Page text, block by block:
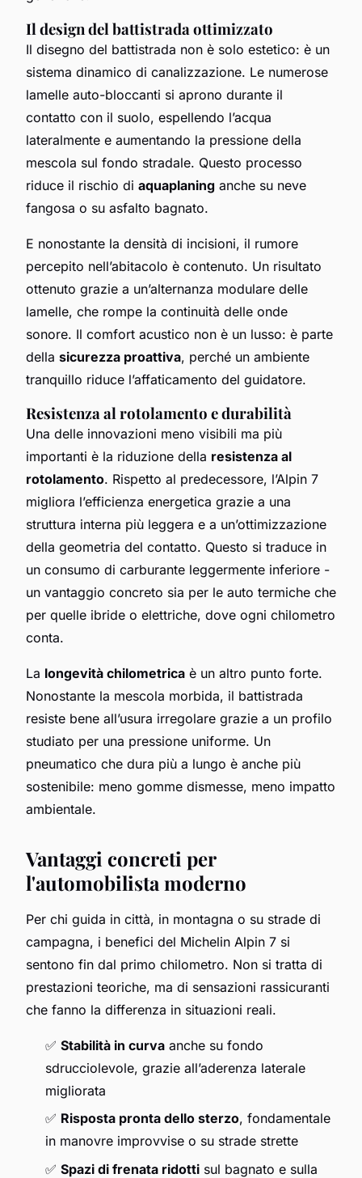
Il design del battistrada ottimizzato
Il disegno del battistrada non è solo estetico: è un
sistema dinamico di canalizzazione. Le numerose
lamelle auto-bloccanti si aprono durante il
contatto con il suolo, espellendo l’acqua
lateralmente e aumentando la pressione della
mescola sul fondo stradale. Questo processo
riduce il rischio di aquaplaning anche su neve
fangosa o su asfalto bagnato.
E nonostante la densità di incisioni, il rumore
percepito nell’abitacolo è contenuto. Un risultato
ottenuto grazie a un’alternanza modulare delle
lamelle, che rompe la continuità delle onde
sonore. Il comfort acustico non è un lusso: è parte
della sicurezza proattiva, perché un ambiente
tranquillo riduce l’affaticamento del guidatore.
Resistenza al rotolamento e durabilità
Una delle innovazioni meno visibili ma più
importanti è la riduzione della resistenza al
rotolamento. Rispetto al predecessore, l’Alpin 7
migliora l’efficienza energetica grazie a una
struttura interna più leggera e a un’ottimizzazione
della geometria del contatto. Questo si traduce in
un consumo di carburante leggermente inferiore -
un vantaggio concreto sia per le auto termiche che
per quelle ibride o elettriche, dove ogni chilometro
conta.
La longevità chilometrica è un altro punto forte.
Nonostante la mescola morbida, il battistrada
resiste bene all’usura irregolare grazie a un profilo
studiato per una pressione uniforme. Un
pneumatico che dura più a lungo è anche più
sostenibile: meno gomme dismesse, meno impatto
ambientale.
Vantaggi concreti per
l'automobilista moderno
Per chi guida in città, in montagna o su strade di
campagna, i benefici del Michelin Alpin 7 si
sentono fin dal primo chilometro. Non si tratta di
prestazioni teoriche, ma di sensazioni rassicuranti
che fanno la differenza in situazioni reali.
✅ Stabilità in curva anche su fondo
sdrucciolevole, grazie all’aderenza laterale
migliorata
✅ Risposta pronta dello sterzo, fondamentale
in manovre improvvise o su strade strette
✅ Spazi di frenata ridotti sul bagnato e sulla